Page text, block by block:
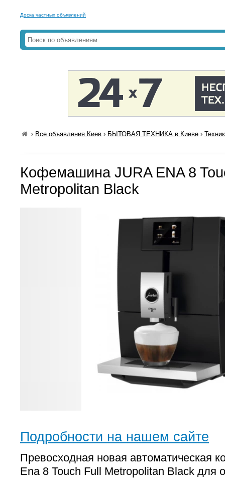
Доска частных объявлений
› Все объявления Киев › БЫТОВАЯ ТЕХНИКА в Киеве ›
Кофемашина JURA ENA 8
Metropolitan Black
Подробности на нашем сайте
Превосходная новая автоматическая
Ena 8 Touch Full Metropolitan Black для